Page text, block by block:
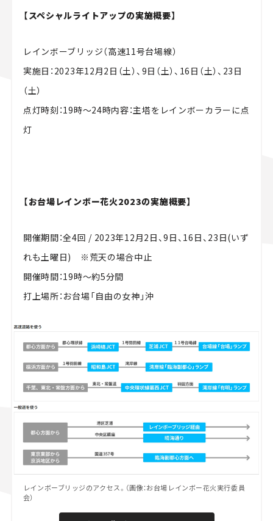
【スペシャルライトアップの実施概要】
レインボーブリッジ（高速11号台場線）
実施日：2023年12月2日（土）、9日（土）、16日（土）、23日
（土）
点灯時刻：19時～24時内容：主塔をレインボーカラーに点
灯
【お台場レインボー花火2023の実施概要】
開催期間：全4回 / 2023年12月2日、9日、16日、23日(いず
れも土曜日) ※荒天の場合中止
開催時間：19時～約5分間
打上場所：お台場「自由の女神」沖
レインボーブリッジのアクセス。（画像：お台場レインボー花火実行委員
会）